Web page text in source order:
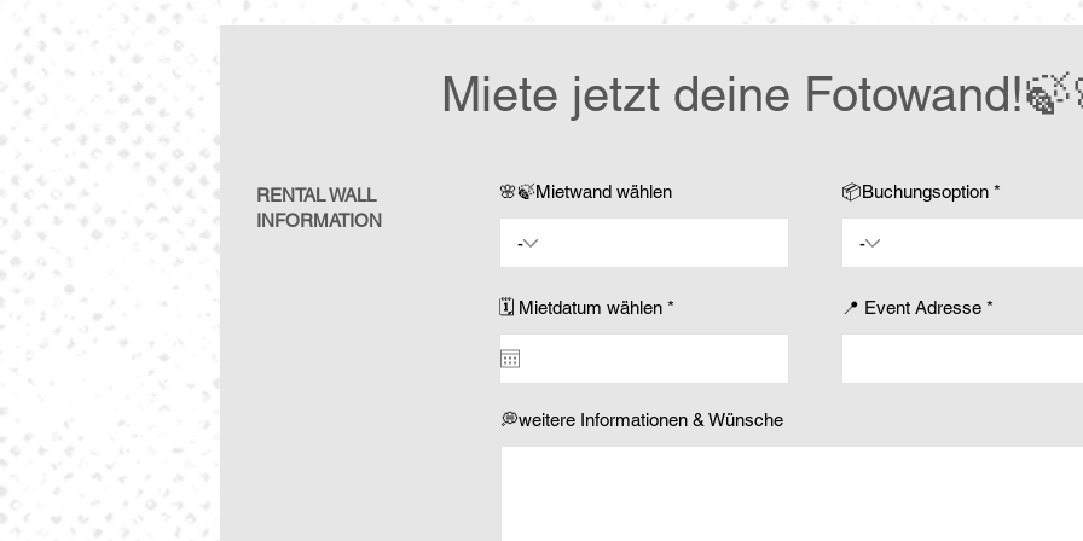
Miete jetzt deine
RENTAL WALL
INFORMATION
🌸🍃Mietwand wählen
🗓️ Mietdatum wählen *
i
e
d
📦Buchungsoption
📍 Event Adresse
💭weitere Informationen & Wünsche